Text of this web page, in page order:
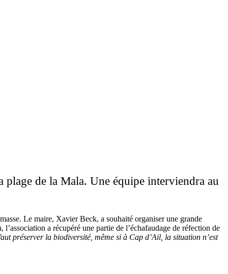
plage de la Mala. Une équipe interviendra au
Le maire, Xavier Beck, a souhaité organiser une grande
a récupéré une partie de l’échafaudage de réfection de
préserver la biodiversité, même si à Cap d’Ail, la situation n’est